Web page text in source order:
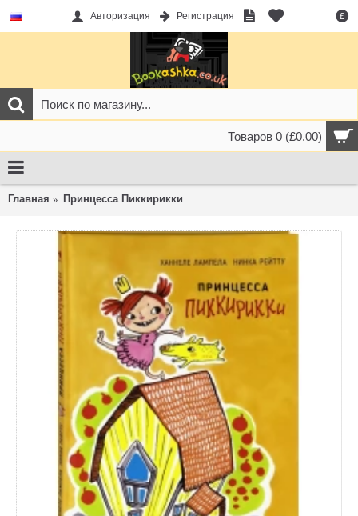
£
Авторизация Регистрация
Товаров 0 (£0.00)
Главная Принцесса Пиккирикки